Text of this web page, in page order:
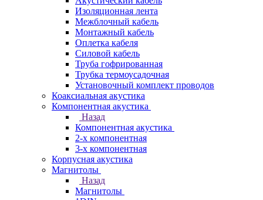
Изоляционная лента
Межблочный кабель
Монтажный кабель
Оплетка кабеля
Силовой кабель
Труба гофрированная
Трубка термоусадочная
Установочный комплект проводов
Коаксиальная акустика
Компонентная акустика
Назад
Компонентная акустика
2-х компонентная
3-х компонентная
Корпусная акустика
Магнитолы
Назад
Магнитолы